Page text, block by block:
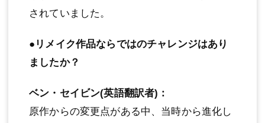
されていました。
●リメイク作品ならではのチャレンジはあり
ましたか？
ベン・セイビン(英語翻訳者)：
原作からの変更点がある中、当時から進化し